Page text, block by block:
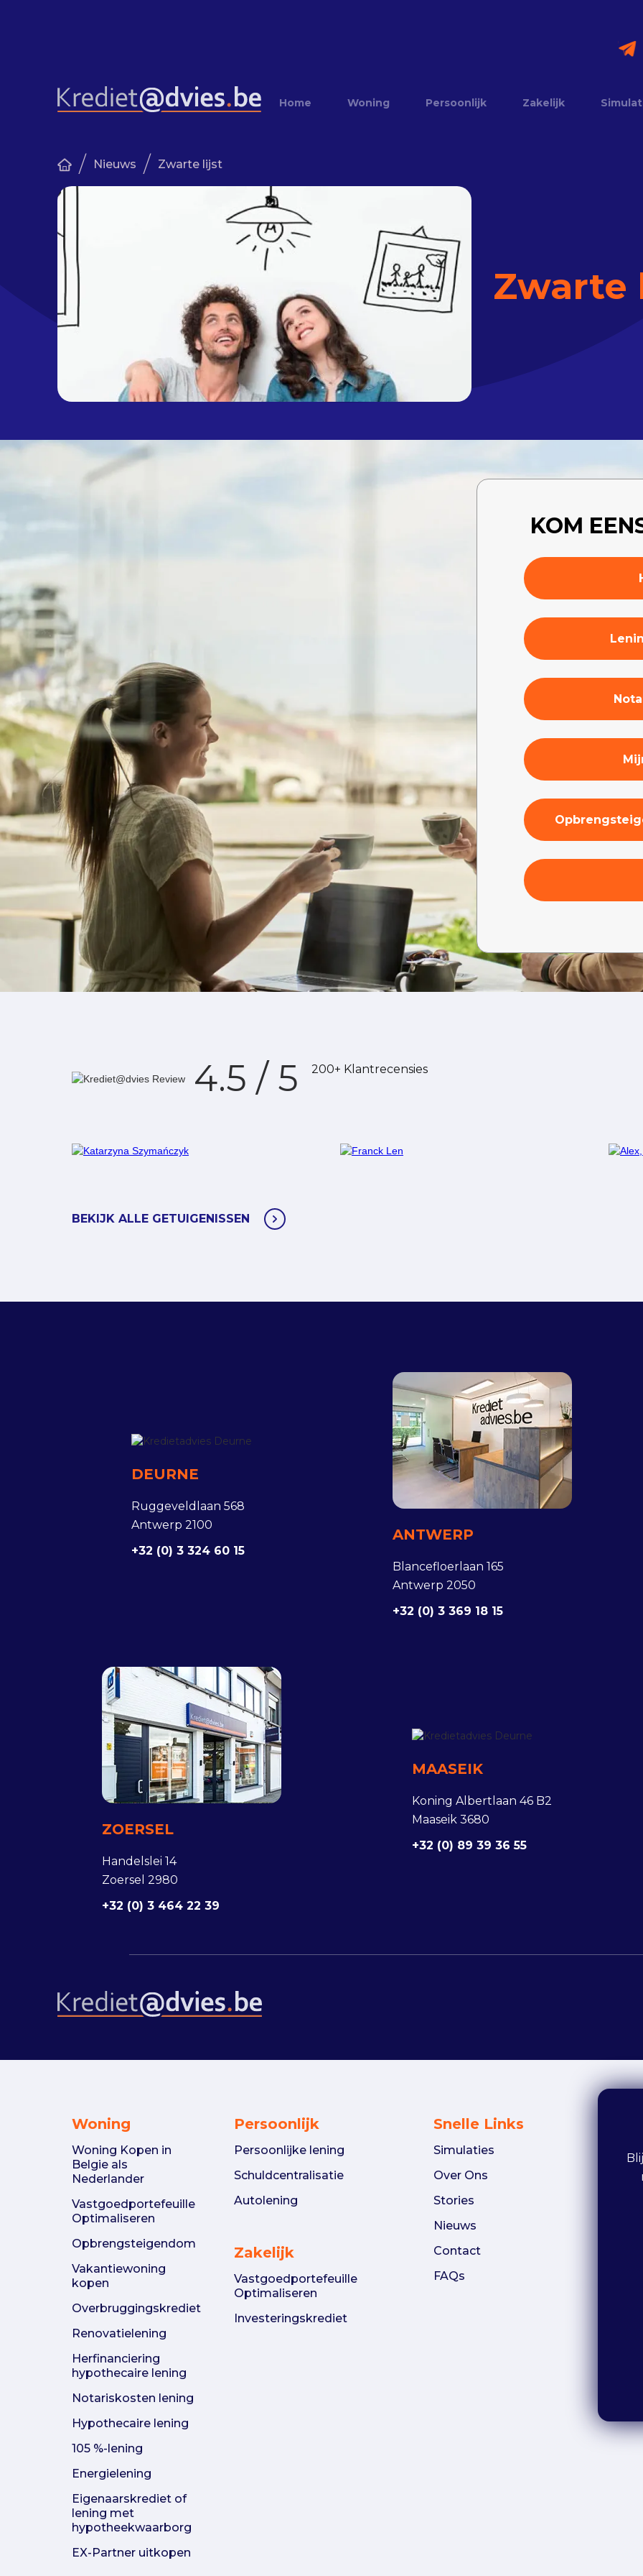
Home Woning Persoonlijk Zakelijk
/ Nieuws / Zwarte lijst
Zwarte
KOM
4.5 / 5 200+ Klantrecensies
BEKIJK ALLE GETUIGENISSEN
DEURNE
Ruggeveldlaan 568
Antwerp 2100
+32 (0) 3 324 60 15
ANTWERP
Blancefloerlaan 165
Antwerp 2050
+32 (0) 3 369 18 15
ZOERSEL
Handelslei 14
Zoersel 2980
+32 (0) 3 464 22 39
MAASEIK
Koning Albertlaan 46 B2
Maaseik 3680
+32 (0) 89 39 36 55
Woning
Woning Kopen in
Belgie als
Nederlander
Vastgoedportefeuille
Optimaliseren
Opbrengsteigendom
Vakantiewoning
kopen
Overbruggingskrediet
Renovatielening
Herfinanciering
hypothecaire lening
Notariskosten lening
Hypothecaire lening
105 %-lening
Energielening
Eigenaarskrediet of
lening met
hypotheekwaarborg
EX-Partner uitkopen
Persoonlijk
Persoonlijke lening
Schuldcentralisatie
Autolening
Zakelijk
Vastgoedportefeuille
Optimaliseren
Investeringskrediet
Snelle Links
Simulaties
Over Ons
Stories
Nieuws
Contact
FAQs